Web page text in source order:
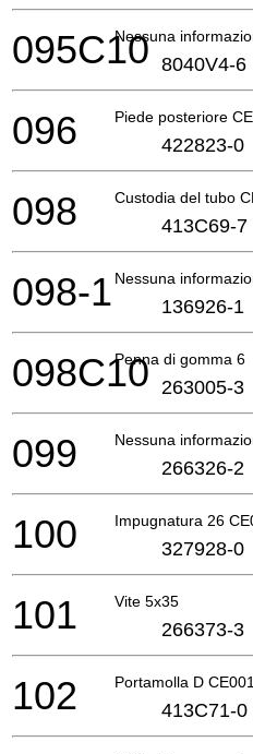
Nessuna
095C10 8040V4-6
Piede posteriore
096 422823-0
Custodia del tubo
098 413C69-7
Nessuna
098-1 136926-1
Penna di gomma 6
098C10 263005-3
Nessuna
099 266326-2
Impugnatura 26
100 327928-0
Vite 5x35
101 266373-3
Portamolla D
102 413C71-0